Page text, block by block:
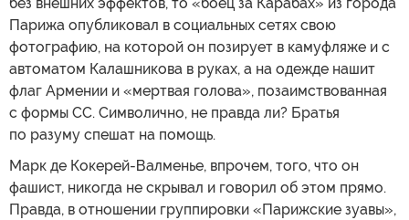
Парижа опубликовал в социальных сетях свою
фотографию, на которой он позирует в камуфляже и с
автоматом Калашникова в руках, а на одежде нашит
флаг Армении и «мертвая голова», позаимствованная
с формы СС. Символично, не правда ли? Братья
по разуму спешат на помощь.
Марк де Кокерей-Валменье, впрочем, того, что он
фашист, никогда не скрывал и говорил об этом прямо.
Правда, в отношении группировки «Парижские зуавы»,